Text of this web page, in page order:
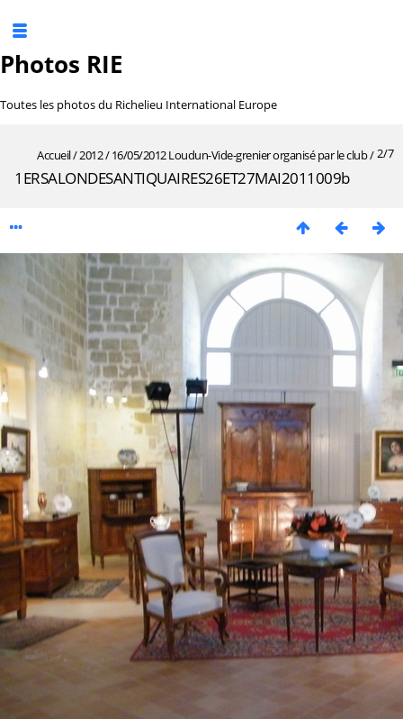
Photos RIE
Toutes les photos du Richelieu International Europe
2/7
Accueil/2012/16/05/2012 Loudun-Vide-grenier organisé par le club/
1ERSALONDESANTIQUAIRES26ET27MAI2011009b